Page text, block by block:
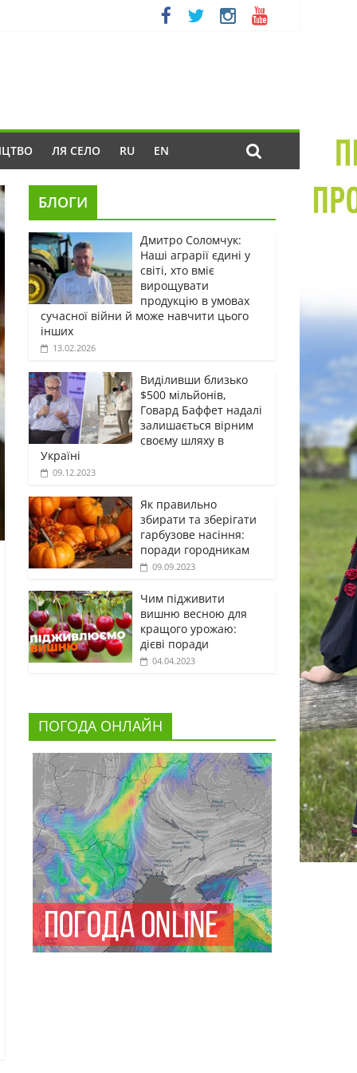
ЛЯ СЕЛО RU EN
БЛОГИ
Дмитро Соломчук:
Наші аграрії єдині у
світі, хто вміє
вирощувати
продукцію в умовах
сучасної війни й може навчити цього
інших
13.02.2026
Виділивши близько
$500 мільйонів,
Говард Баффет надалі
залишається вірним
своєму шляху в
Україні
09.12.2023
Як правильно
збирати та зберігати
гарбузове насіння:
поради городникам
09.09.2023
Чим підживити
вишню весною для
кращого урожаю:
дієві поради
04.04.2023
ПОГОДА ОНЛАЙН